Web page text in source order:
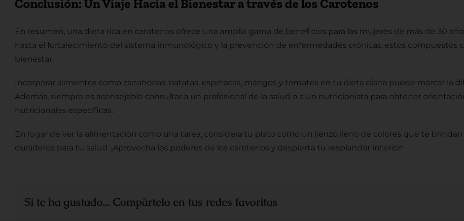
Conclusión: Un Viaje Hacia el Bienestar a través de los Carotenos
En resumen, una dieta rica en carotenos ofrece una amplia gama de beneficios para las mujeres de más de 30
hasta el fortalecimiento del sistema inmunológico y la prevención de enfermedades crónicas, estos compuestos
bienestar.
Incorporar alimentos como zanahorias, batatas, espinacas, mangos y tomates en tu dieta diaria puede marcar la
Además, siempre es aconsejable consultar a un profesional de la salud o a un nutricionista para obtener
nutricionales específicas.
En lugar de ver la alimentación como una tarea, considera tu plato como un lienzo lleno de colores que te
duraderos para tu salud. ¡Aprovecha los poderes de los carotenos y despierta tu resplandor interior!
Si te ha gustado... Compártelo en tus redes favoritas